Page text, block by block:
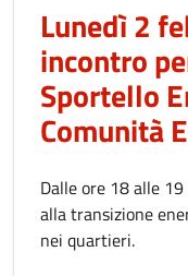
Lunedì 2
incontro
Sportello
Comunità
Dalle ore 18 alle
alla transizione
nei quartieri.